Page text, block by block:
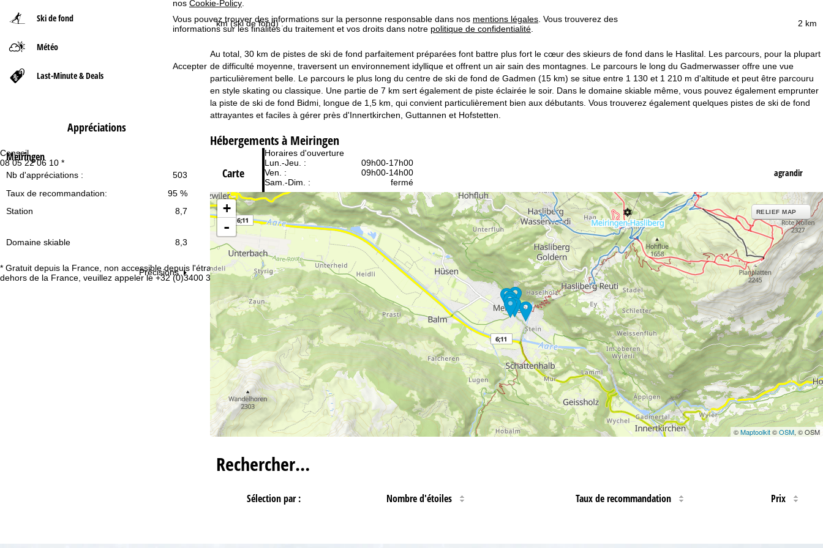
nos Cookie-Policy
Vous pouvez trouver des informations sur la personne responsable dans nos mentions légales . Vous trouverez des
informations sur les finalités du traitement et vos droits dans notre politique de confidentialité
Accepter
Conseil
08 05 22 06 10 *
* Gratuit depuis la France, non accessible depuis l'étranger. En
dehors de la France, veuillez appeler le +32 (0)3400 3253.
Horaires d'ouverture
Lun.-Jeu. :
09h00-17h00
Ven. :
09h00-14h00
Sam.-Dim. :
fermé
Voir contact
Conseil
Ski de fond
Météo
Last-Minute & Deals
Appréciations
Meiringen
503
Nb d'appréciations :
95 %
Taux de recommandation:
Station
8,7
Domaine skiable 8,3
Précisions
d
a
c
c
u
e
i
2 km
km (ski de fond) :
Au total, 30 km de pistes de ski de fond parfaitement préparées font battre plus fort le cœur des skieurs de fond dans le Haslital. Les parcours, pour la plupart
de difficulté moyenne, traversent un environnement idyllique et offrent un air sain des montagnes. Le parcours le long du Gadmerwasser offre une vue
particulièrement belle. Le parcours le plus long du centre de ski de fond de Gadmen (15 km) se situe entre 1 130 et 1 210 m d'altitude et peut être parcouru
en style skating ou classique. Une partie de 7 km sert également de piste éclairée le soir. Dans le domaine skiable même, vous pouvez également emprunter
la piste de ski de fond Bidmi, longue de 1,5 km, qui convient particulièrement bien aux débutants. Vous trouverez également quelques pistes de ski de fond
attrayantes et faciles à gérer près d'Innertkirchen, Guttannen et Hofstetten.
Hébergements à Meiringen
Carte agrandir
+
-
RELIEF MAP
©Maptoolkit©OSM, © OSM
Rechercher…
Sélection par : Nombre d'étoiles Taux de recommandation Prix